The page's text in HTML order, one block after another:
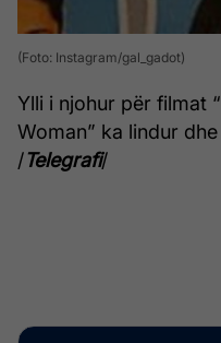
(Foto: Instagram/gal_gadot)
Ylli i njohur për filmat
Woman” ka lindur
/Telegrafi/